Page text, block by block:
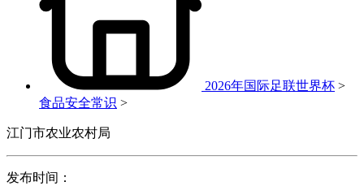
2026年国际足联世界杯 >
食品安全常识 >
江门市农业农村局
发布时间：